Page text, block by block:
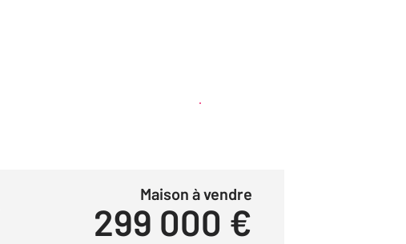
Créer une alerte
Maison à vendre
299 000 €